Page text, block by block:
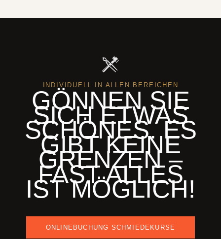
INDIVIDUELL IN ALLEN BEREICHEN
GÖNNEN SIE
SICH ETWAS
SCHÖNES. ES
GIBT KEINE
GRENZEN –
FAST ALLES
IST MÖGLICH!
ONLINEBUCHUNG SCHMIEDEKURSE